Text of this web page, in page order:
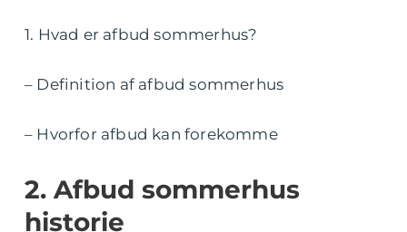
1. Hvad er afbud sommerhus?
– Definition af afbud sommerhus
– Hvorfor afbud kan forekomme
2. Afbud sommerhus
historie